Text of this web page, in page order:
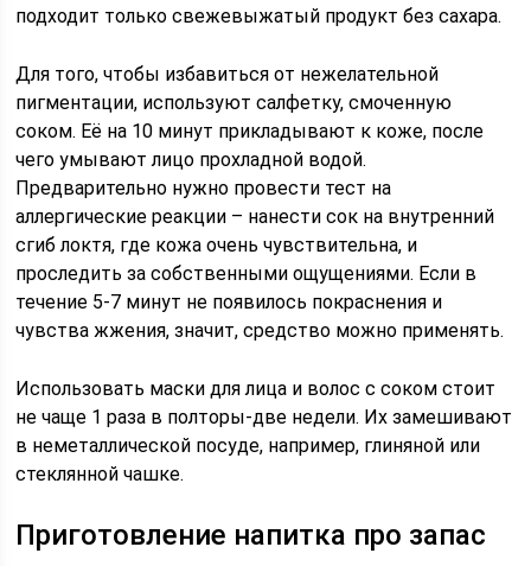
подходит только свежевыжатый продукт без сахара.
Для того, чтобы избавиться от нежелательной
пигментации, используют салфетку, смоченную
соком. Её на 10 минут прикладывают к коже, после
чего умывают лицо прохладной водой.
Предварительно нужно провести тест на
аллергические реакции – нанести сок на внутренний
сгиб локтя, где кожа очень чувствительна, и
проследить за собственными ощущениями. Если в
течение 5-7 минут не появилось покраснения и
чувства жжения, значит, средство можно применять.
Использовать маски для лица и волос с соком стоит
не чаще 1 раза в полторы-две недели. Их замешивают
в неметаллической посуде, например, глиняной или
стеклянной чашке.
Приготовление напитка про запас